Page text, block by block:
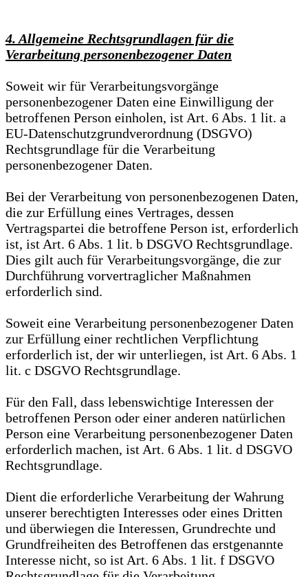
4. Allgemeine Rechtsgrundlagen für die
Verarbeitung personenbezogener Daten
Soweit wir für Verarbeitungsvorgänge
personenbezogener Daten eine Einwilligung der
betroffenen Person einholen, ist Art. 6 Abs. 1 lit. a
EU-Datenschutzgrundverordnung (DSGVO)
Rechtsgrundlage für die Verarbeitung
personenbezogener Daten.
Bei der Verarbeitung von personenbezogenen Daten,
die zur Erfüllung eines Vertrages, dessen
Vertragspartei die betroffene Person ist, erforderlich
ist, ist Art. 6 Abs. 1 lit. b DSGVO Rechtsgrundlage.
Dies gilt auch für Verarbeitungsvorgänge, die zur
Durchführung vorvertraglicher Maßnahmen
erforderlich sind.
Soweit eine Verarbeitung personenbezogener Daten
zur Erfüllung einer rechtlichen Verpflichtung
erforderlich ist, der wir unterliegen, ist Art. 6 Abs. 1
lit. c DSGVO Rechtsgrundlage.
Für den Fall, dass lebenswichtige Interessen der
betroffenen Person oder einer anderen natürlichen
Person eine Verarbeitung personenbezogener Daten
erforderlich machen, ist Art. 6 Abs. 1 lit. d DSGVO
Rechtsgrundlage.
Dient die erforderliche Verarbeitung der Wahrung
unserer berechtigten Interesses oder eines Dritten
und überwiegen die Interessen, Grundrechte und
Grundfreiheiten des Betroffenen das erstgenannte
Interesse nicht, so ist Art. 6 Abs. 1 lit. f DSGVO